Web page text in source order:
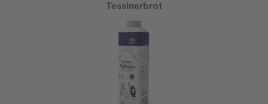
Tessinerbrot